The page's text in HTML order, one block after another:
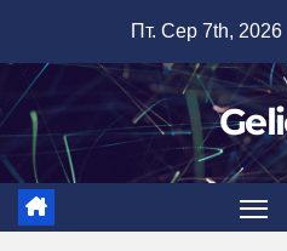
вмісту
Пт. Сер 7th, 2026